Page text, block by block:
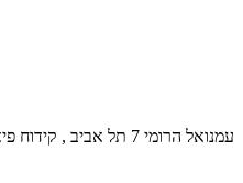
עמנואל הרומי 7 תל אביב , קידוח פיאזומטר לעומק של עד 15 מטר